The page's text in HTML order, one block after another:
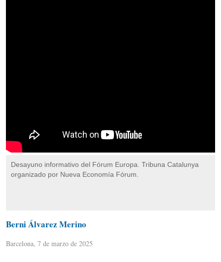
Desayuno informativo del Fórum Europa. Tribuna Catalunya
organizado por Nueva Economía Fórum.
Berni Álvarez Merino
Barcelona, 7 de marzo de 2025